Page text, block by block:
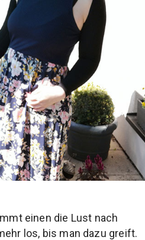
einen die Lust nach
los, bis man dazu greift.